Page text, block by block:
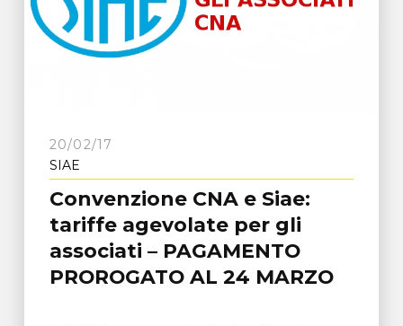
20/02/17
SIAE
Convenzione CNA e Siae:
tariffe agevolate per gli
associati – PAGAMENTO
PROROGATO AL 24 MARZO